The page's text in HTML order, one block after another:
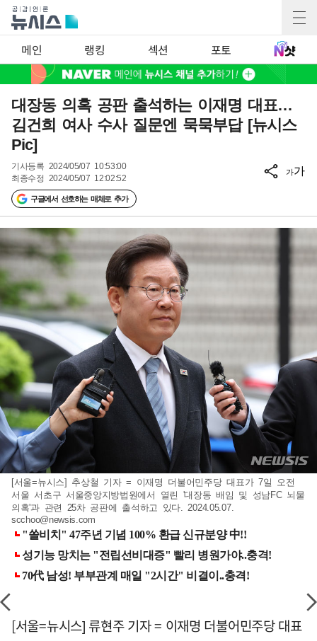
메인 랭킹 섹션 포토
대장동 의혹 공판 출석하는 이재명 대표…
김건희 여사 수사 질문엔 묵묵부답 [뉴시스
Pic]
기사등록 2024/05/07 10:53:00
최종수정 2024/05/07 12:02:52
구글에서 선호하는 매체로 추가
가가
[서울=뉴시스] 추상철 기자 = 이재명 더불어민주당 대표가 7일 오전
서울 서초구 서울중앙지방법원에서 열린 '대장동 배임 및 성남FC 뇌물
의혹'과 관련 25차 공판에 출석하고 있다. 2024.05.07.
scchoo@newsis.com
[서울=뉴시스] 류현주 기자 = 이재명 더불어민주당 대표